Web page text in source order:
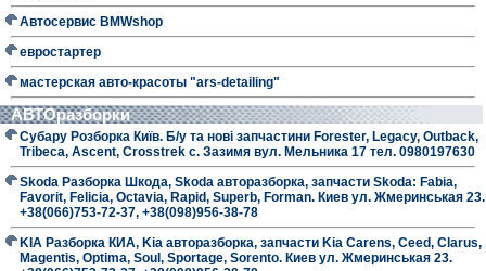
Автосервис BMWshop
евростартер
мастерская авто-красоты "ars-detailing"
АВТОразборки
Субару Розборка Київ. Б/у та нові запчастини Forester, Legacy, Outback,
Tribeca, Ascent, Crosstrek с. Зазимя вул. Мельника 17 тел. 0980197630
Skoda Разборка Шкода, Skoda авторазборка, запчасти Skoda: Fabia,
Favorit, Felicia, Octavia, Rapid, Superb, Forman. Киев ул. Жмеринськая 23.
+38(066)753-72-37, +38(098)956-38-78
KIA Разборка КИА, Kia авторазборка, запчасти Kia Carens, Ceed, Clarus,
Magentis, Optima, Soul, Sportage, Sorento. Киев ул. Жмеринськая 23.